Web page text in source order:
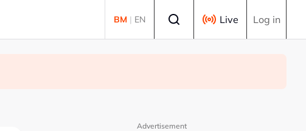
BM | EN Live Log in
Advertisement